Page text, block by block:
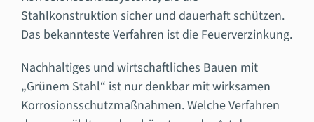
Stahlkonstruktion sicher und dauerhaft schützen.
Das bekannteste Verfahren ist die Feuerverzinkung.
Nachhaltiges und wirtschaftliches Bauen mit
„Grünem Stahl“ ist nur denkbar mit wirksamen
Korrosionsschutzmaßnahmen. Welche Verfahren